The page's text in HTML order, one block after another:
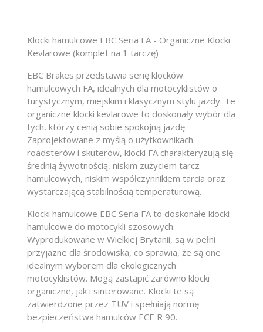
Klocki hamulcowe EBC Seria FA - Organiczne Klocki
Kevlarowe (komplet na 1 tarczę)
EBC Brakes przedstawia serię klocków
hamulcowych FA, idealnych dla motocyklistów o
turystycznym, miejskim i klasycznym stylu jazdy. Te
organiczne klocki kevlarowe to doskonały wybór dla
tych, którzy cenią sobie spokojną jazdę.
Zaprojektowane z myślą o użytkownikach
roadsterów i skuterów, klocki FA charakteryzują się
średnią żywotnością, niskim zużyciem tarcz
hamulcowych, niskim współczynnikiem tarcia oraz
wystarczającą stabilnością temperaturową.
Klocki hamulcowe EBC Seria FA to doskonałe klocki
hamulcowe do motocykli szosowych.
Wyprodukowane w Wielkiej Brytanii, są w pełni
przyjazne dla środowiska, co sprawia, że są one
idealnym wyborem dla ekologicznych
motocyklistów. Mogą zastąpić zarówno klocki
organiczne, jak i sinterowane. Klocki te są
zatwierdzone przez TÜV i spełniają normę
bezpieczeństwa hamulców ECE R 90.